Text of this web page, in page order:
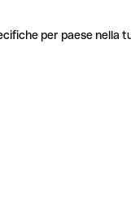
per paese nella